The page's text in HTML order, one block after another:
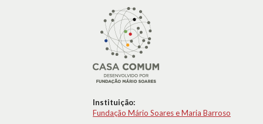
Instituição:
Fundação Mário Soares e Maria Barroso